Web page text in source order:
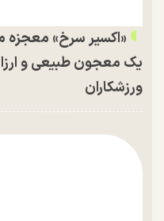
«اکسیر سرخ» معجزه
یک معجون طبیعی و
ورزشکاران